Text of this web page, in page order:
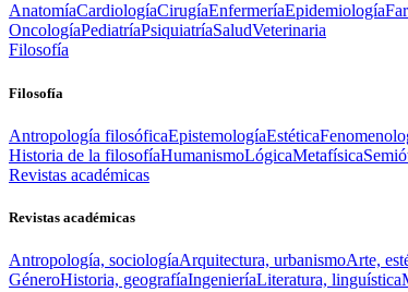
AnatomíaCardiologíaCirugíaEnfermeríaEpidemiología
OncologíaPediatríaPsiquiatríaSaludVeterinaria
Filosofía
Filosofía
Antropología filosóficaEpistemologíaEstética
Historia de la filosofíaHumanismoLógicaMetafísica
Revistas académicas
Revistas académicas
Antropología, sociologíaArquitectura, urbanismoArte,
GéneroHistoria, geografíaIngenieríaLiteratura, linguística